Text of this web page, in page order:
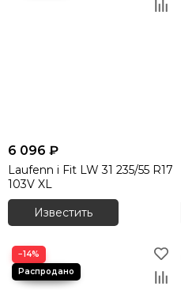
6 096 ₽
Laufenn i Fit LW 31 235/55 R17
103V XL
Известить
−14%